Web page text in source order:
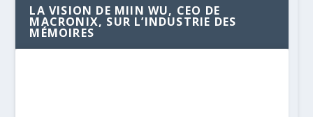
LA VISION DE MIIN WU, CEO DE
MACRONIX, SUR L’INDUSTRIE DES
MÉMOIRES